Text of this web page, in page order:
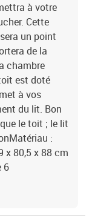
à votre
Cette
un point
de la
chambre
est doté
à vos
du lit. Bon
le toit ; le lit
:
x 80,5 x 88 cm
6